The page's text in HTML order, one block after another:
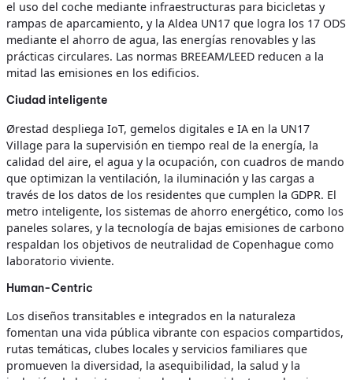
el uso del coche mediante infraestructuras para bicicletas y
rampas de aparcamiento, y la Aldea UN17 que logra los 17 ODS
mediante el ahorro de agua, las energías renovables y las
prácticas circulares. Las normas BREEAM/LEED reducen a la
mitad las emisiones en los edificios.
Ciudad inteligente
Ørestad despliega IoT, gemelos digitales e IA en la UN17
Village para la supervisión en tiempo real de la energía, la
calidad del aire, el agua y la ocupación, con cuadros de mando
que optimizan la ventilación, la iluminación y las cargas a
través de los datos de los residentes que cumplen la GDPR. El
metro inteligente, los sistemas de ahorro energético, como los
paneles solares, y la tecnología de bajas emisiones de carbono
respaldan los objetivos de neutralidad de Copenhague como
laboratorio viviente.
Human-Centric
Los diseños transitables e integrados en la naturaleza
fomentan una vida pública vibrante con espacios compartidos,
rutas temáticas, clubes locales y servicios familiares que
promueven la diversidad, la asequibilidad, la salud y la